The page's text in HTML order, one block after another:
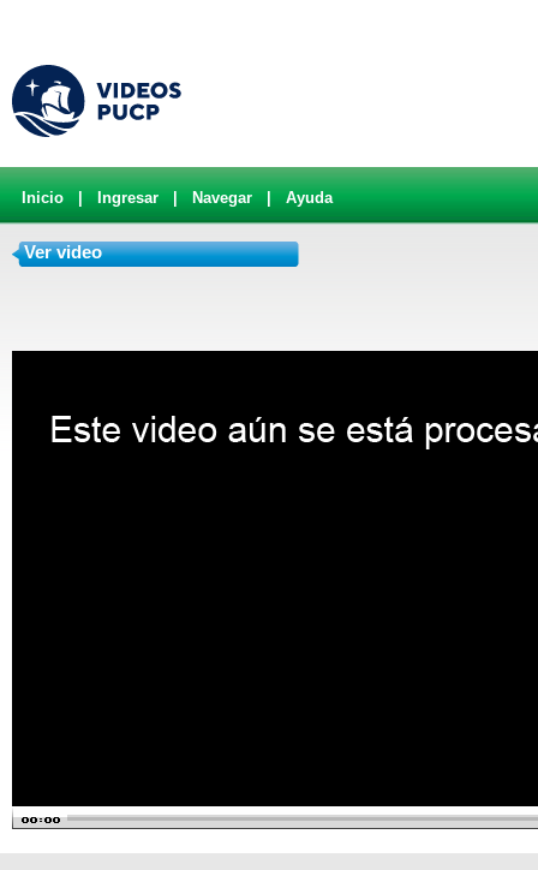
Inicio Ingresar Navegar Ayuda
Ver video